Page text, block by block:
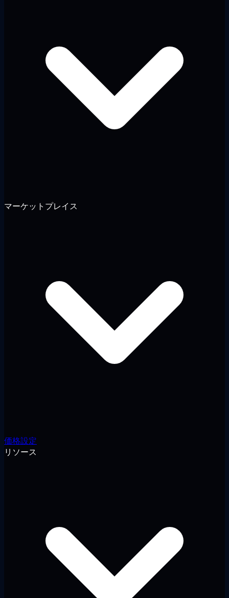
マーケットプレイス
価格設定
リソース